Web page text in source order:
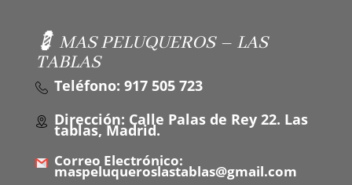
💈 MAS PELUQUEROS – LAS
TABLAS
Teléfono: 917 505 723
Dirección: Calle Palas de Rey 22. Las
tablas, Madrid.
Correo Electrónico:
maspeluqueroslastablas@gmail.com